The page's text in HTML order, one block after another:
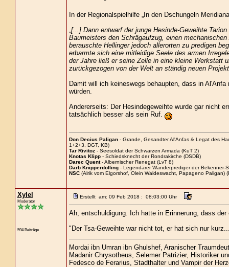
In der Regionalspielhilfe „In den Dschungeln
„[...] Dann entwarf der junge Hesinde-Geweihte
Baumeisters den Schrägaufzug, einen
berauschte Hellinger jedoch allerorten zu predigen
erbarmte sich eine mitleidige Seele des armen
der Jahre ließ er seine Zelle in eine kleine Werkstatt
zurückgezogen von der Welt an ständig neuen
Damit will ich keineswegs behaupten, dass in
würden.
Andererseits: Der Hesindegeweihte wurde gar nicht
tatsächlich besser als sein Ruf.
Don Decius Paligan- Grande, Gesandter Al'Anfas & Legat des
1+2+3, DGT, KB)
Tar Rivitoz- Seesoldat der Schwarzen Armada (KuT 2)
Knotas Klipp- Schiedsknecht der Rondrakirche (DSDB)
Darec Quent- Albernischer Renegat (LvT 8)
Darb Knipperdolling- Legendärer Wanderprediger der Bekenner-
NSC(Alrik vom Elgorshof, Olein Waldeswacht, Papageno Paligan)
Xylel
Moderator
594 Beiträge
Erstellt am: 09 Feb 2018 : 08:03:00 Uhr
Ah, entschuldigung. Ich hatte in Erinnerung, dass
"Der Tsa-Geweihte war nicht tot, er hat sich nur
Mordai ibn Umran ibn Ghulshef, Aranischer
Madanir Chrysotheus, Selemer Patrizier, Historiker
Fedesco de Ferarius, Stadthalter und Vampir der